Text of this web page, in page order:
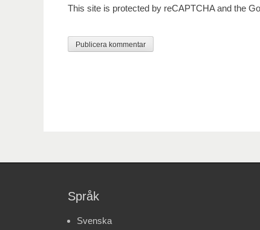
This site is protected by reCAPTCHA and the
Språk
Svenska